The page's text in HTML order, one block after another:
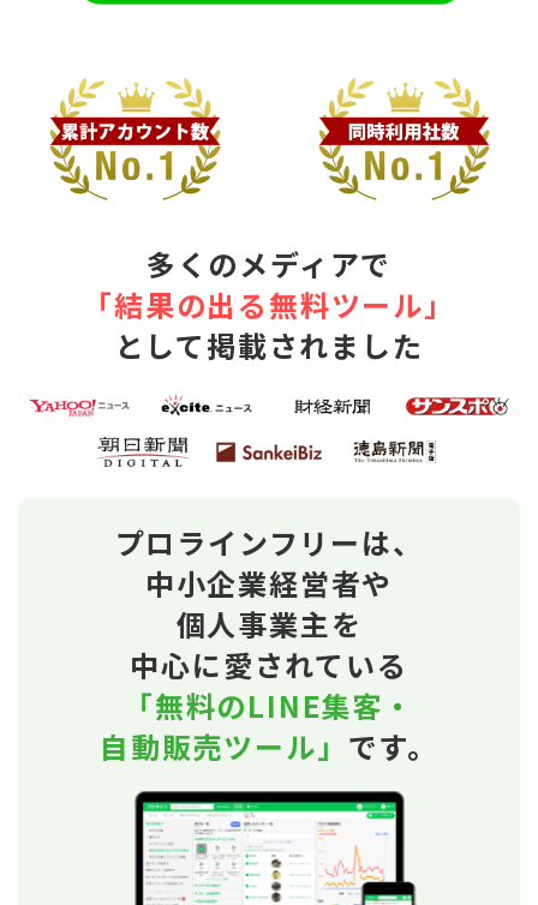
多くのメディアで
｢結果の出る無料ツール｣
として掲載されました
プロラインフリーは、
中小企業経営者や
個人事業主を
中心に愛されている
「無料のLINE集客・
自動販売ツール」 です。